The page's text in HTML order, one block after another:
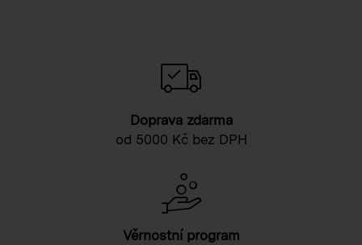
Doprava zdarma
od 5000 Kč bez DPH
Věrnostní program